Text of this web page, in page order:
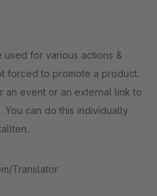
used for various actions &
forced to promote a product.
an event or an external link to
You can do this individually
Translator